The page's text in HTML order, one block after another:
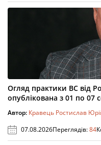
Огляд практики ВС від
опублікована з 01 по 07
Автор: Кравець Ростислав
07.08.2026Переглядів:84